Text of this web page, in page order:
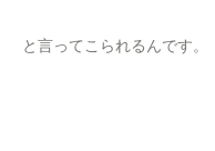
と言ってこられるんです。